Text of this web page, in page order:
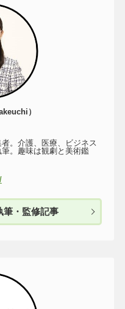
）
。介護、医療、ビジネス
。趣味は観劇と美術鑑
筆・監修記事